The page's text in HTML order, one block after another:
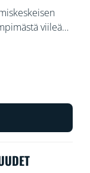
viileään
keskittymään
ja
rutiiniesi
tai äänellä ja